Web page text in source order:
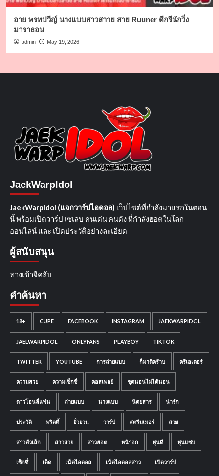
อาย พรทปวีญ์ นางแบบสาวสาวย สาย Ruuner ดีกรีนักวิ่ง
มาราธอน
admin May 19, 2026
JaekWarpIdol
JaekWarpIdol (แจกวาร์ปไอดอล) เว็ปไซต์ที่กำลังมาแรกในตอน
นี้ พร้อมเปิดวาร์ป เซเลบ คนเด่น คนดัง ที่กำลังฮอตในโลก
ออนไลน์ และ เปิดประวัติอย่างละเอียด
ผู้สนับสนุน
ทางเข้าจีคลับ
คำค้นหา
18+ CUPE FACEBOOK INSTAGRAM JAEKWARPIDOL
JAELWARPIDOL ONLYFANS PLAYBOY TIKTOK
TWITTER YOUTUBE การถ่ายแบบ ก็มาดิคร้าบ ครีเอเตอร์
ความสวย ความเซ็กซี่ คอสเพลย์ ชุดนอนไม่ได้นอน
ดาวโอนลี่แฟน ถ่ายแบบ นางแบบ นิตยสาร น่ารัก
ประวัติ พริตตี้ ยั่วยวน วาร์ป สตรีมเมอร์ สวย
สาวตัวเล็ก สาวสวย สาวฮอต หน้าอก หุ่นดี หุ่นแซ่บ
เซ็กซี่ เด็ด เน็ตไอดอล เน็ตไอดอลสาว เปิดวาร์ป